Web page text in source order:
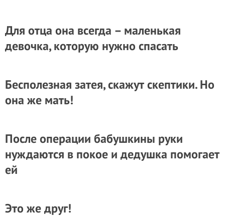
Для отца она всегда – маленькая
девочка, которую нужно спасать
Бесполезная затея, скажут скептики. Но
она же мать!
После операции бабушкины руки
нуждаются в покое и дедушка помогает
ей
Это же друг!